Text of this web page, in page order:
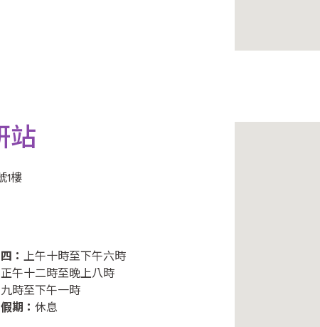
站
1樓
： 上午十時至下午六時
正午十二時至晚上八時
時至下午一時
期： 休息